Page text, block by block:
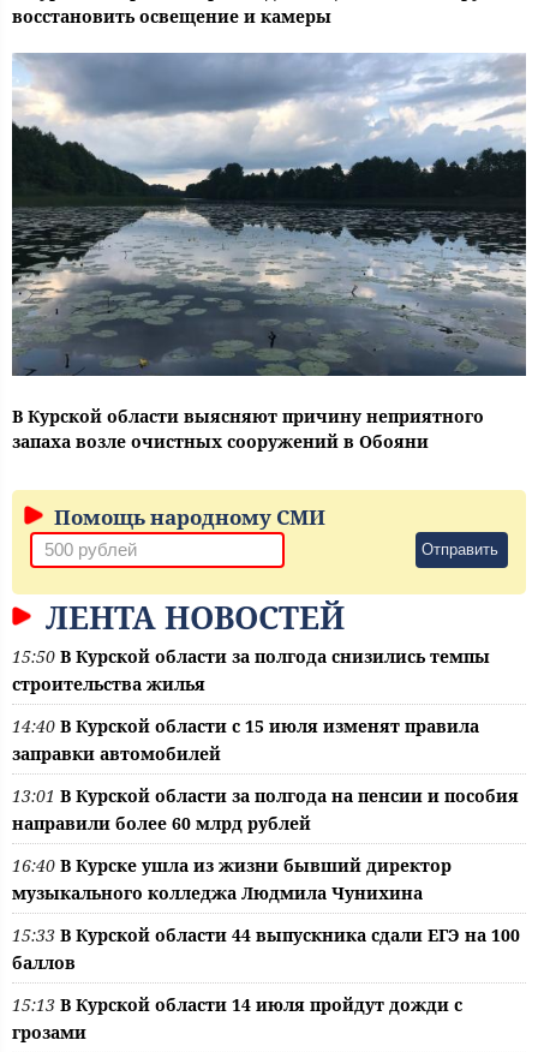
восстановить освещение и камеры
В Курской области выясняют причину неприятного
запаха возле очистных сооружений в Обояни
Помощь народному СМИ
Отправить
ЛЕНТА НОВОСТЕЙ
15:50 В Курской области за полгода снизились темпы
строительства жилья
14:40 В Курской области с 15 июля изменят правила
заправки автомобилей
13:01 В Курской области за полгода на пенсии и пособия
направили более 60 млрд рублей
16:40 В Курске ушла из жизни бывший директор
музыкального колледжа Людмила Чунихина
15:33 В Курской области 44 выпускника сдали ЕГЭ на 100
баллов
15:13 В Курской области 14 июля пройдут дожди с
грозами